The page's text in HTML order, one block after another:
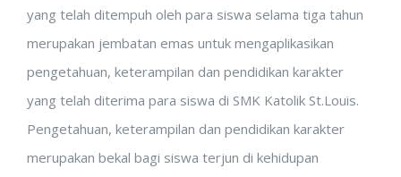
yang telah ditempuh oleh para siswa selama tiga tahun
merupakan jembatan emas untuk mengaplikasikan
pengetahuan, keterampilan dan pendidikan karakter
yang telah diterima para siswa di SMK Katolik St.Louis.
Pengetahuan, keterampilan dan pendidikan karakter
merupakan bekal bagi siswa terjun di kehidupan